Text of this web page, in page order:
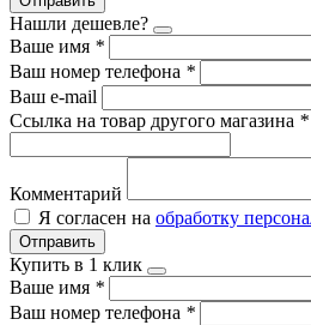
Нашли дешевле?
Ваше имя *
Ваш номер телефона *
Ваш e-mail
Ссылка на товар другого магазина *
Комментарий
Я согласен на обработку
Отправить
Купить в 1 клик
Ваше имя *
Ваш номер телефона *